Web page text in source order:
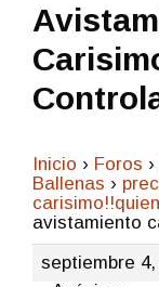
Inicio › Foros ›
Ballenas ›
avistamiento
septiembre